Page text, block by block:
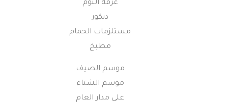
غرفة النوم
ديكور
مستلزمات الحمام
مطبخ
موسم الصيف
موسم الشتاء
على مدار العام